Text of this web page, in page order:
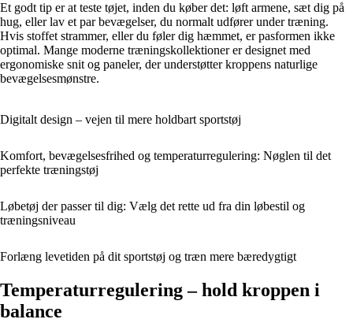
Et godt tip er at teste tøjet, inden du køber det: løft armene, sæt dig på
hug, eller lav et par bevægelser, du normalt udfører under træning.
Hvis stoffet strammer, eller du føler dig hæmmet, er pasformen ikke
optimal. Mange moderne træningskollektioner er designet med
ergonomiske snit og paneler, der understøtter kroppens naturlige
bevægelsesmønstre.
Digitalt design – vejen til mere holdbart sportstøj
Komfort, bevægelsesfrihed og temperaturregulering: Nøglen til det
perfekte træningstøj
Løbetøj der passer til dig: Vælg det rette ud fra din løbestil og
træningsniveau
Forlæng levetiden på dit sportstøj og træn mere bæredygtigt
Temperaturregulering – hold kroppen i
balance